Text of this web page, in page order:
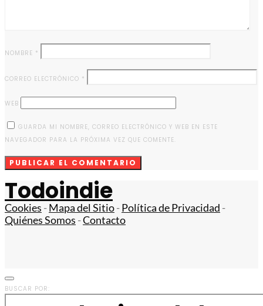
NOMBRE *
CORREO ELECTRÓNICO *
WEB
GUARDA MI NOMBRE, CORREO ELECTRÓNICO Y WEB EN ESTE
NAVEGADOR PARA LA PRÓXIMA VEZ QUE COMENTE.
Todoindie
Cookies -Mapa del Sitio-Política de Privacidad -
Quiénes Somos -Contacto
BUSCAR POR: